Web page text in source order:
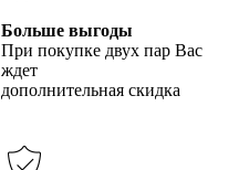
Больше выгоды
При покупке двух пар Вас
ждет
дополнительная скидка